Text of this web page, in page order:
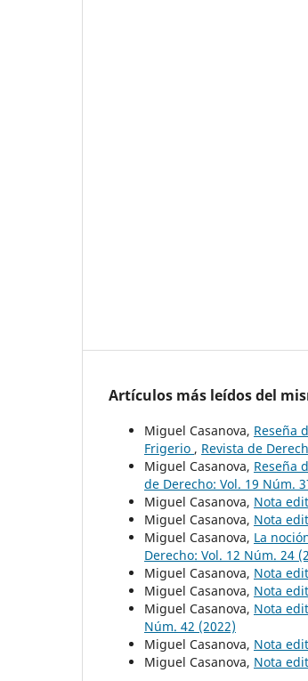
Artículos más leídos del
Miguel Casanova, Reseña
Frigerio , Revista de
Miguel Casanova, Reseña
de Derecho: Vol. 19 Núm.
Miguel Casanova, Nota
Miguel Casanova, Nota
Miguel Casanova, La
Derecho: Vol. 12 Núm. 24
Miguel Casanova, Nota
Miguel Casanova, Nota
Miguel Casanova, Nota
Núm. 42 (2022)
Miguel Casanova, Nota
Miguel Casanova, Nota